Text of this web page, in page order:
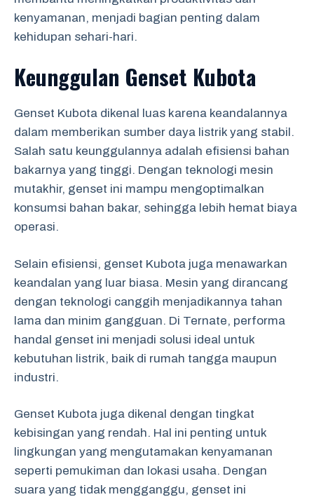
kenyamanan, menjadi bagian penting dalam
kehidupan sehari-hari.
Keunggulan Genset Kubota
Genset Kubota dikenal luas karena keandalannya
dalam memberikan sumber daya listrik yang stabil.
Salah satu keunggulannya adalah efisiensi bahan
bakarnya yang tinggi. Dengan teknologi mesin
mutakhir, genset ini mampu mengoptimalkan
konsumsi bahan bakar, sehingga lebih hemat biaya
operasi.
Selain efisiensi, genset Kubota juga menawarkan
keandalan yang luar biasa. Mesin yang dirancang
dengan teknologi canggih menjadikannya tahan
lama dan minim gangguan. Di Ternate, performa
handal genset ini menjadi solusi ideal untuk
kebutuhan listrik, baik di rumah tangga maupun
industri.
Genset Kubota juga dikenal dengan tingkat
kebisingan yang rendah. Hal ini penting untuk
lingkungan yang mengutamakan kenyamanan
seperti pemukiman dan lokasi usaha. Dengan
suara yang tidak mengganggu, genset ini